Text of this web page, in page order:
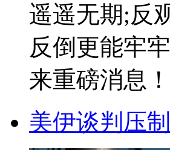
遥遥无期;反
反倒更能牢
来重磅消息
美伊谈判压